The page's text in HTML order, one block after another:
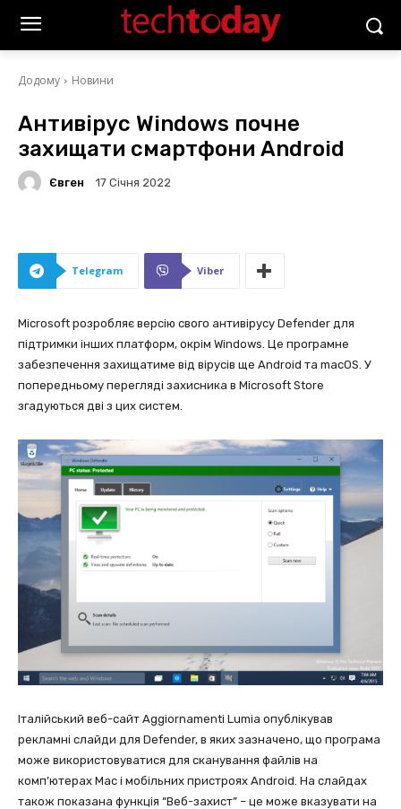
Додому Новини
Антивірус Windows почне
захищати смартфони Android
Євген 17 Січня 2022
Telegram Viber
Microsoft розробляє версію свого антивірусу Defender для
підтримки інших платформ, окрім Windows. Це програмне
забезпечення захищатиме від вірусів ще Android та macOS. У
попередньому перегляді захисника в Microsoft Store
згадуються дві з цих систем.
Італійський веб-сайт Aggiornamenti Lumia опублікував
рекламні слайди для Defender, в яких зазначено, що програма
може використовуватися для сканування файлів на
комп’ютерах Mac і мобільних пристроях Android. На слайдах
також показана функція “Веб-захист” – це може вказувати на